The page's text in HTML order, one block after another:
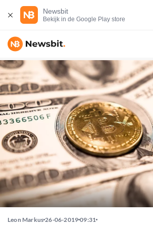
Newsbit
Bekijk in de Google Play store
Leon Markus 26-06-2019 09:31